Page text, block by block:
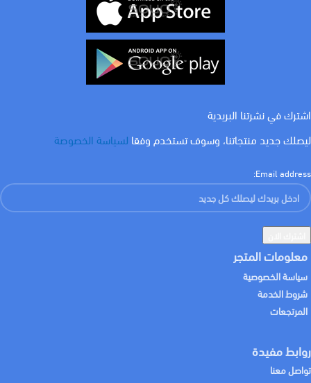
لون الاضاءة
ليومن ٣٥٠ ليومن
WATT
3 w
اشترك في نشرتنا البريدية
ليصلك جديد منتجاتنا، وسوف تستخدم وفقا لسياسة الخصوصة
Email address:
معلومات المتجر
سياسة الخصوصية
شروط الخدمة
المرتجعات
روابط مفيدة
تواصل معنا